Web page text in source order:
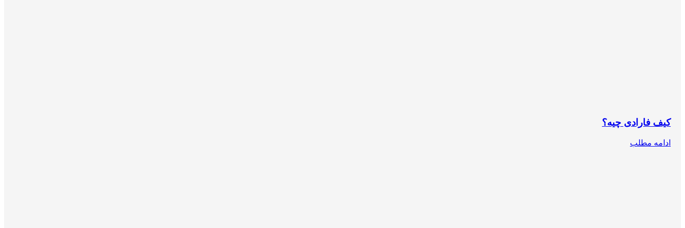
کیف فارادی چیه؟
ادامه مطلب